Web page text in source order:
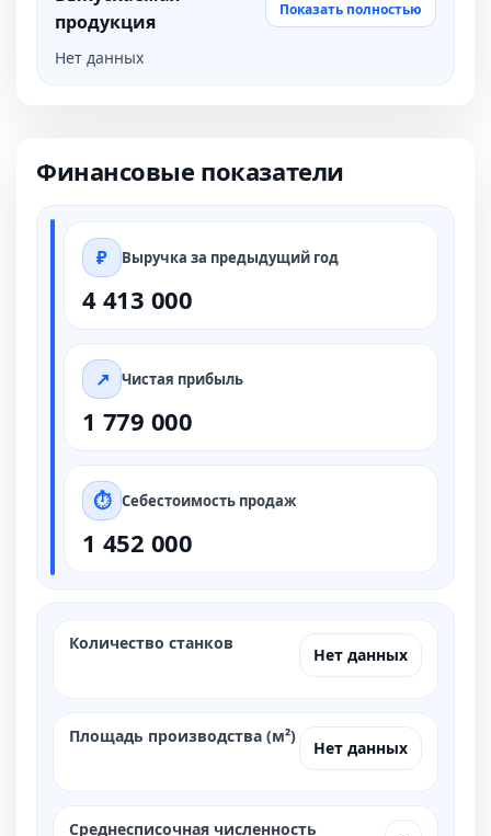
продукция
Показать полностью
Нет данных
Финансовые показатели
Выручка за предыдущий год
4 413 000
Чистая прибыль
1 779 000
Себестоимость продаж
1 452 000
Количество станков
Нет данных
Площадь производства (м²)
Нет данных
Среднесписочная численность